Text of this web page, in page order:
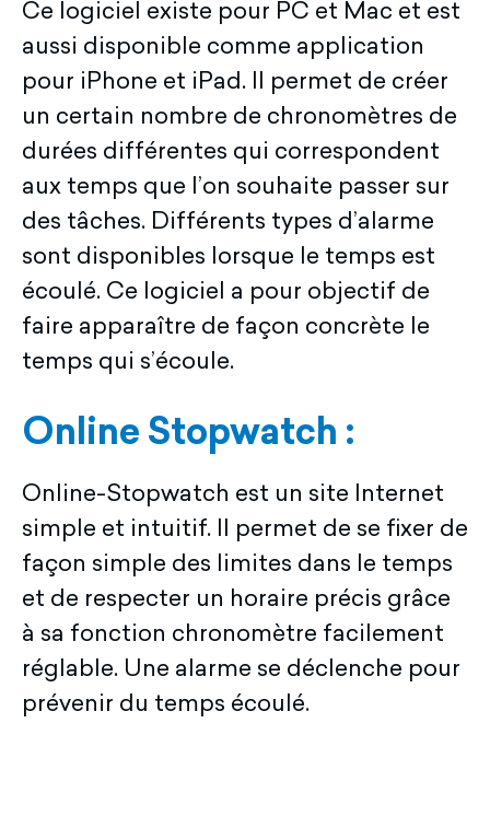
Ce logiciel existe pour PC et Mac et est
aussi disponible comme application
pour iPhone et iPad. Il permet de créer
un certain nombre de chronomètres de
durées différentes qui correspondent
aux temps que l’on souhaite passer sur
des tâches. Différents types d’alarme
sont disponibles lorsque le temps est
écoulé. Ce logiciel a pour objectif de
faire apparaître de façon concrète le
temps qui s’écoule.
Online Stopwatch :
Online-Stopwatch est un site Internet
simple et intuitif. Il permet de se fixer de
façon simple des limites dans le temps
et de respecter un horaire précis grâce
à sa fonction chronomètre facilement
réglable. Une alarme se déclenche pour
prévenir du temps écoulé.